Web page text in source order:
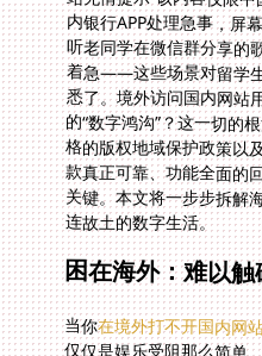
连故土的数字生活。
困在海外：难以
当你在境外打不开国内网